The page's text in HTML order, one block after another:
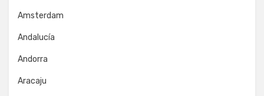
Amsterdam
Andalucía
Andorra
Aracaju